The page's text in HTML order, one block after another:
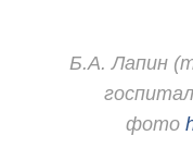
Б.А. Лапин
фото